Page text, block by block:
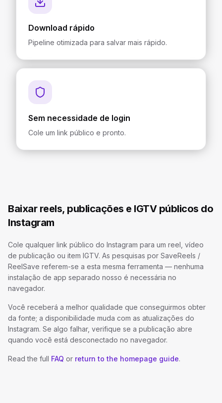
Download rápido
Pipeline otimizada para salvar mais rápido.
Sem necessidade de login
Cole um link público e pronto.
Baixar reels, publicações e IGTV públicos do
Instagram
Cole qualquer link público do Instagram para um reel, vídeo
de publicação ou item IGTV. As pesquisas por SaveReels /
ReelSave referem-se a esta mesma ferramenta — nenhuma
instalação de app separado nosso é necessária no
navegador.
Você receberá a melhor qualidade que conseguirmos obter
da fonte; a disponibilidade muda com as atualizações do
Instagram. Se algo falhar, verifique se a publicação abre
quando você está desconectado no navegador.
Read the full FAQ or return to the homepage guide.